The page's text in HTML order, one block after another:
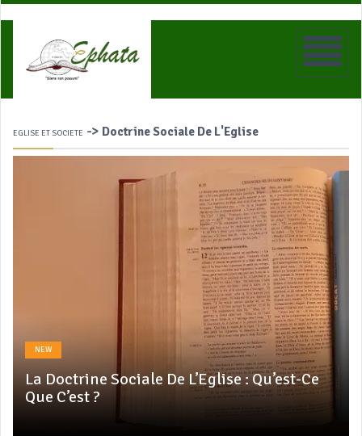
EGLISE ET SOCIETE -> Doctrine Sociale De L'Eglise
NEW
La Doctrine Sociale De L’Eglise : Qu’est-Ce
Que C’est ?